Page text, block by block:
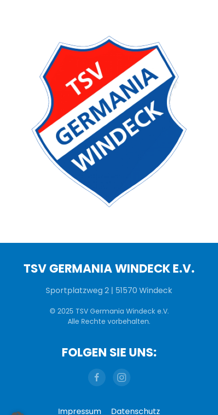
TSV GERMANIA WINDECK E.V.
Sportplatzweg 2 | 51570 Windeck
© 2025 TSV Germania Windeck e.V.
Alle Rechte vorbehalten.
FOLGEN SIE UNS:
Impressum Datenschutz